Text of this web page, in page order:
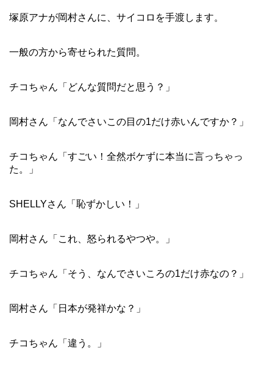
塚原アナが岡村さんに、サイコロを手渡します。
一般の方から寄せられた質問。
チコちゃん「どんな質問だと思う？」
岡村さん「なんでさいこの目の1だけ赤いんですか？」
チコちゃん「すごい！全然ボケずに本当に言っちゃっ
た。」
SHELLYさん「恥ずかしい！」
岡村さん「これ、怒られるやつや。」
チコちゃん「そう、なんでさいころの1だけ赤なの？」
岡村さん「日本が発祥かな？」
チコちゃん「違う。」